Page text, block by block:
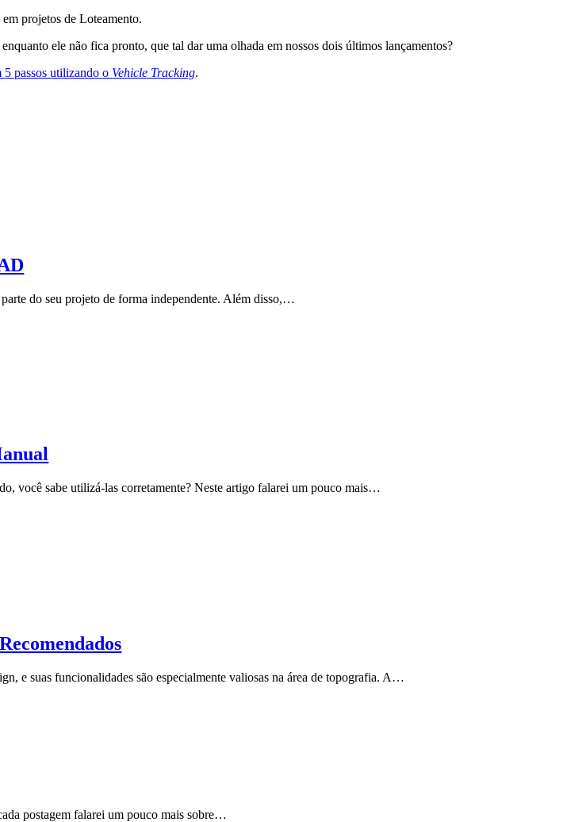
projetos de Loteamento.
ele não fica pronto, que tal dar uma olhada em nossos dois últimos lançamentos?
passos utilizando o Vehicle Tracking.
do seu projeto de forma independente. Além disso,…
você sabe utilizá-las corretamente? Neste artigo falarei um pouco mais…
e suas funcionalidades são especialmente valiosas na área de topografia. A…
postagem falarei um pouco mais sobre…